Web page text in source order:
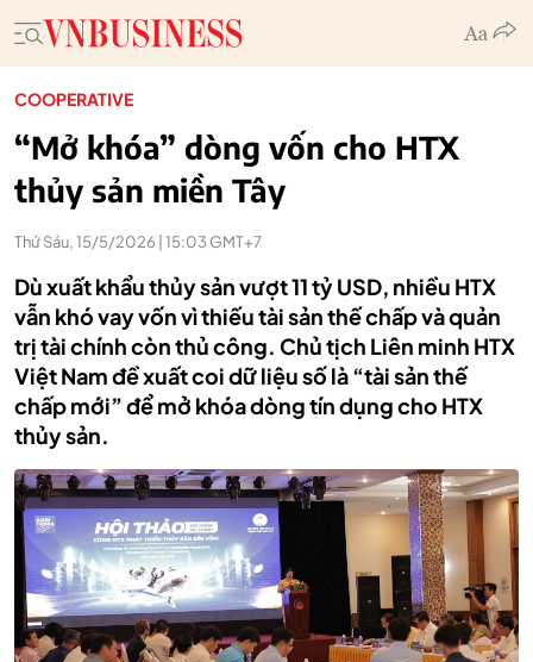
COOPERATIVE
“Mở khóa” dòng vốn cho HTX
thủy sản miền Tây
Thứ Sáu, 15/5/2026 | 15:03 GMT+7
Dù xuất khẩu thủy sản vượt 11 tỷ USD, nhiều HTX
vẫn khó vay vốn vì thiếu tài sản thế chấp và quản
trị tài chính còn thủ công. Chủ tịch Liên minh HTX
Việt Nam đề xuất coi dữ liệu số là “tài sản thế
chấp mới” để mở khóa dòng tín dụng cho HTX
thủy sản.